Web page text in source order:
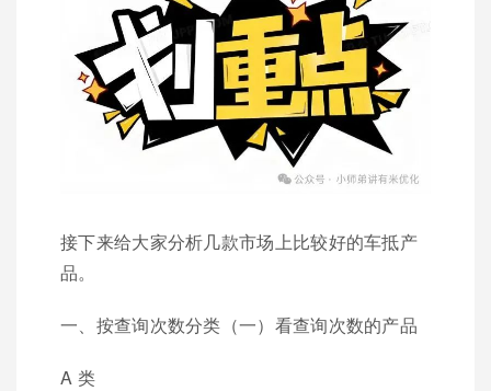
接下来给大家分析几款市场上比较好的车抵产
品。
一、按查询次数分类（一）看查询次数的产品
A 类